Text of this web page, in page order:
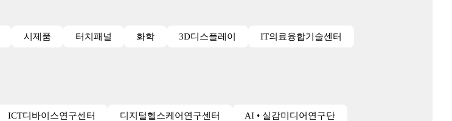
시제품 터치패널 화학 3D디스플레이 IT의료융합기술센터
ICT디바이스연구센터 디지털헬스케어연구센터 AI • 실감미디어연구단